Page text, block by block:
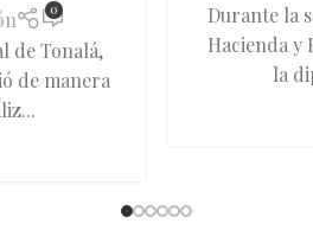
0
de Tonalá,
de manera
Durante la
Hacienda y
la